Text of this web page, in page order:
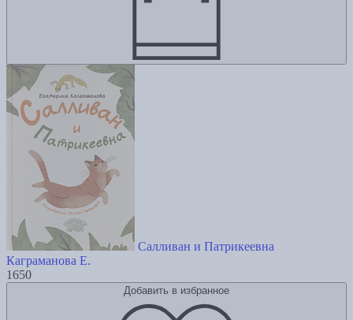
Салливан и Патрикеевна
Каграманова Е.
1650
Добавить в избранное